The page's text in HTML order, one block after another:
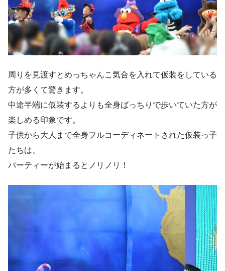
周りを見渡すとめっちゃんこ気合を入れて仮装をしている
方が多くて驚きます。
中途半端に仮装するよりも全身ばっちりで歩いていた方が
楽しめる印象です。
子供から大人まで全身フルコーディネートされた仮装っ子
たちは、
パーティーが始まるとノリノリ！